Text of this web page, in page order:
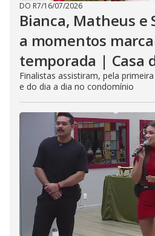
DO R7/16/07/2026
Bianca, Matheus e
a momentos
temporada | Casa
Finalistas assistiram, pela
e do dia a dia no condomínio